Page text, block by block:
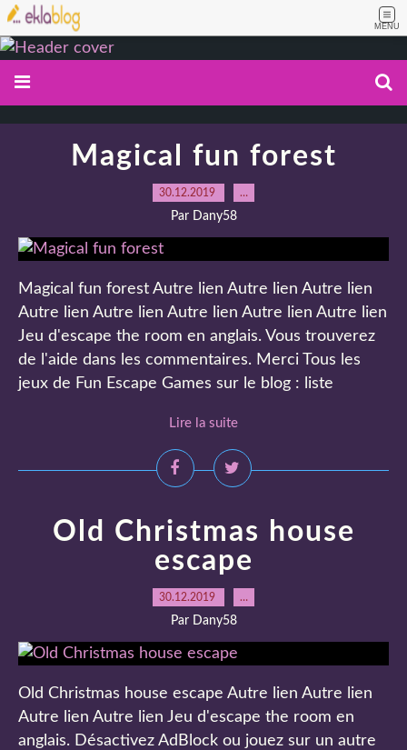
MENU
Magical fun forest
30.12.2019 …
Par Dany58
Magical fun forest Autre lien Autre lien Autre lien
Autre lien Autre lien Autre lien Autre lien Autre lien
Jeu d'escape the room en anglais. Vous trouverez
de l'aide dans les commentaires. Merci Tous les
jeux de Fun Escape Games sur le blog : liste
Lire la suite
Old Christmas house
escape
30.12.2019 …
Par Dany58
Old Christmas house escape Autre lien Autre lien
Autre lien Autre lien Jeu d'escape the room en
anglais. Désactivez AdBlock ou jouez sur un autre